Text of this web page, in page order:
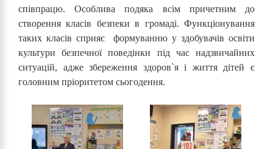
співпрацю. Особлива подяка всім причетним до
створення класів безпеки в громаді. Функціонування
таких класів сприяє формуванню у здобувачів освіти
культури безпечної поведінки під час надзвичайних
ситуацій, адже збереження здоров`я і життя дітей є
головним пріоритетом сьогодення.